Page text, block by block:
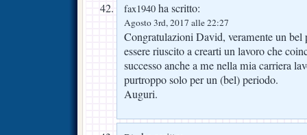
fax1940 ha scritto:
Agosto 3rd, 2017 alle 22:27
Congratulazioni David, veramente un
essere riuscito a crearti un lavoro che
successo anche a me nella mia carriera
purtroppo solo per un (bel) periodo.
Auguri.